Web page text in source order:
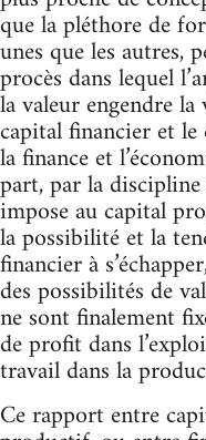
que la pléthore de
unes que les autres,
procès dans lequel
la valeur engendre
capital financier et
la finance et
part, par la
impose au capital
la possibilité et la
financier à
des possibilités de
ne sont finalement
de profit dans
travail dans la
Ce rapport entre